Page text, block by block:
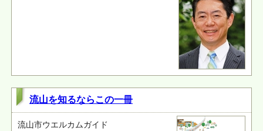
流山を知るならこの一冊
流山市ウエルカムガイド